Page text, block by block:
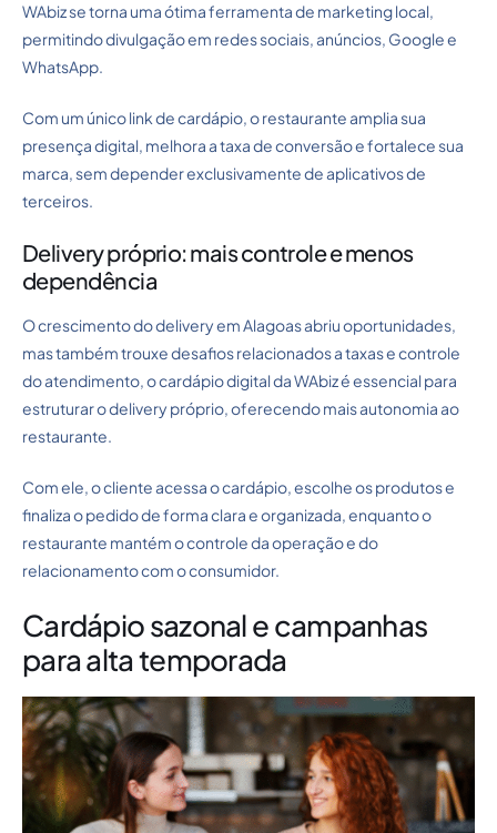
WAbiz se torna uma ótima ferramenta de marketing local,
permitindo divulgação em redes sociais, anúncios, Google e
WhatsApp.
Com um único link de cardápio, o restaurante amplia sua
presença digital, melhora a taxa de conversão e fortalece sua
marca, sem depender exclusivamente de aplicativos de
terceiros.
Delivery próprio: mais controle e menos
dependência
O crescimento do delivery em Alagoas abriu oportunidades,
mas também trouxe desafios relacionados a taxas e controle
do atendimento, o cardápio digital da WAbiz é essencial para
estruturar o delivery próprio, oferecendo mais autonomia ao
restaurante.
Com ele, o cliente acessa o cardápio, escolhe os produtos e
finaliza o pedido de forma clara e organizada, enquanto o
restaurante mantém o controle da operação e do
relacionamento com o consumidor.
Cardápio sazonal e campanhas
para alta temporada